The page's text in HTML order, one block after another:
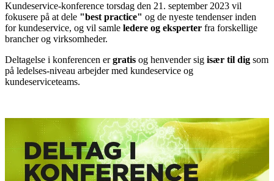
Kundeservice-konference torsdag den 21. september 2023 vil
fokusere på at dele "best practice" og de nyeste tendenser inden
for kundeservice, og vil samle ledere og eksperter fra forskellige
brancher og virksomheder.
Deltagelse i konferencen ergratis og henvender sig især til dig som
på ledelses-niveau arbejder med kundeservice og
kundeserviceteams.